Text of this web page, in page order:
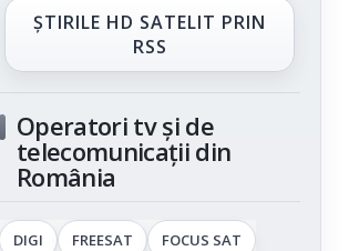
ȘTIRILE HD SATELIT PRIN
RSS
Operatori tv și de
telecomunicații din
România
DIGI FREESAT
FOCUS SAT